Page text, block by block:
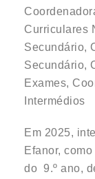
Curriculares
Secundário,
Secundário,
Exames,
Intermédios
Em 2025,
Efanor,
do 9.º ano,